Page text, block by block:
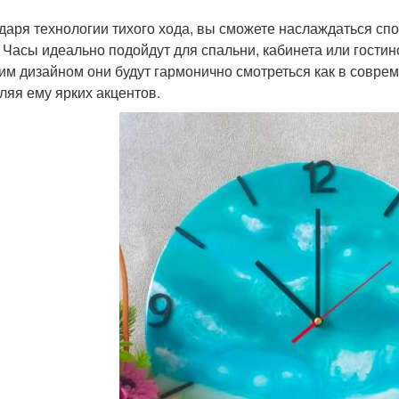
технологии тихого хода, вы сможете наслаждаться
идеально подойдут для спальни, кабинета или
дизайном они будут гармонично смотреться как в
ему ярких акцентов.